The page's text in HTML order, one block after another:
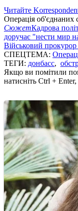
Читайте
Операція об'єднаних
СюжетКадрова
доручає "нести мир
Військовий прокурор
СПЕЦТЕМА:
ТЕГИ: донбасс,
Якщо ви помітили
натисніть Ctrl +